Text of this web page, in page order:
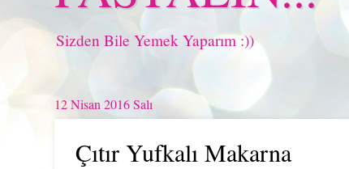
Sizden Bile Yemek Yaparım :))
12 Nisan 2016 Salı
Çıtır Yufkalı Makarna